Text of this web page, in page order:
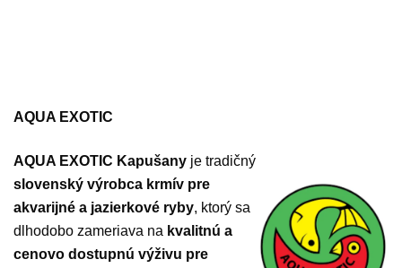
AQUA EXOTIC
AQUA EXOTIC Kapušany je tradičný
slovenský výrobca krmív pre
akvarijné a jazierkové ryby, ktorý sa
dlhodobo zameriava na kvalitnú a
cenovo dostupnú výživu pre